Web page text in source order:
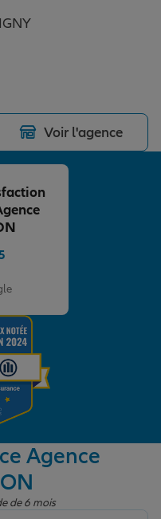
Voir l'agence
Agence
de 6 mois